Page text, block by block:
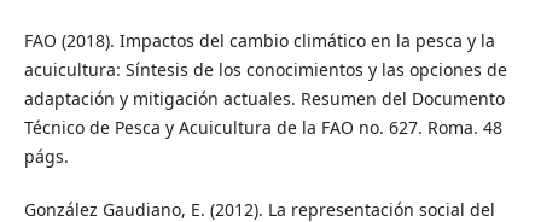
FAO (2018). Impactos del cambio climático en la pesca y la
acuicultura: Síntesis de los conocimientos y las opciones de
adaptación y mitigación actuales. Resumen del Documento
Técnico de Pesca y Acuicultura de la FAO no. 627. Roma. 48
págs.
González Gaudiano, E. (2012). La representación social del